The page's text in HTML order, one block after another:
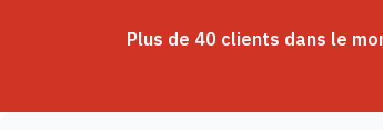
Plus de 40 clients dans le